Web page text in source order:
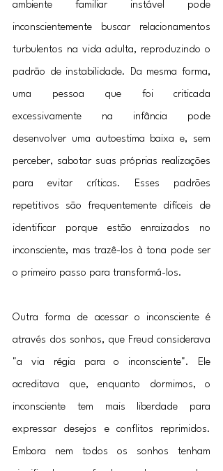
ambiente familiar instável pode
inconscientemente buscar relacionamentos
turbulentos na vida adulta, reproduzindo o
padrão de instabilidade. Da mesma forma,
uma pessoa que foi criticada
excessivamente na infância pode
desenvolver uma autoestima baixa e, sem
perceber, sabotar suas próprias realizações
para evitar críticas. Esses padrões
repetitivos são frequentemente difíceis de
identificar porque estão enraizados no
inconsciente, mas trazê-los à tona pode ser
o primeiro passo para transformá-los.
Outra forma de acessar o inconsciente é
através dos sonhos, que Freud considerava
"a via régia para o inconsciente". Ele
acreditava que, enquanto dormimos, o
inconsciente tem mais liberdade para
expressar desejos e conflitos reprimidos.
Embora nem todos os sonhos tenham